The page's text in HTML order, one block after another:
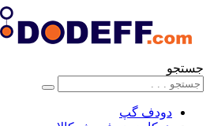
جستجو
دودف گپ